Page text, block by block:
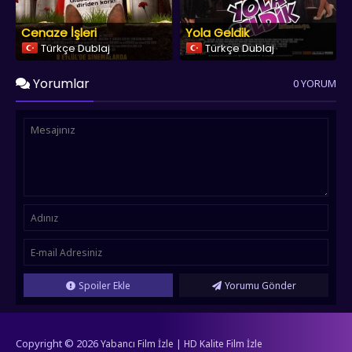
Cenaze İşleri
Türkçe Dublaj
Yola Geldik
Türkçe Dublaj
Yorumlar 0 YORUM
Spoiler Ekle Yorumu Gönder
Copyright © 2026Yabancı Film İzle | HD Kalite Film İzle